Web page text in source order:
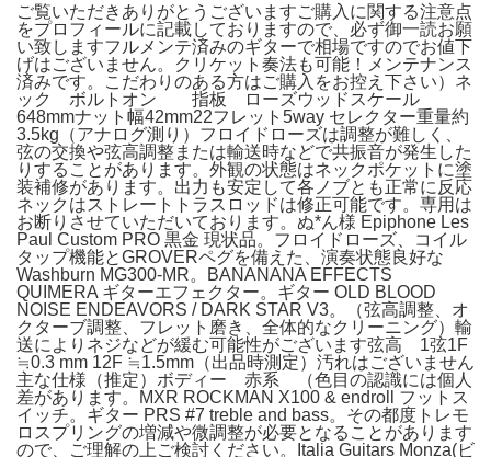
ご覧いただきありがとうございますご購入に関する注意点
をプロフィールに記載しておりますので、必ず御一読お願
い致しますフルメンテ済みのギターで相場ですのでお値下
げはございません。クリケット奏法も可能！メンテナンス
済みです。こだわりのある方はご購入をお控え下さい）ネ
ック ボルトオン 指板 ローズウッドスケール
648mmナット幅42mm22フレット5way セレクター重量約
3.5kg（アナログ測り）フロイドローズは調整が難しく、
弦の交換や弦高調整または輸送時などで共振音が発生した
りすることがあります。外観の状態はネックポケットに塗
装補修があります。出力も安定して各ノブとも正常に反応
ネックはストレートトラスロッドは修正可能です。専用は
お断りさせていただいております。ぬ*ん様 Epiphone Les
Paul Custom PRO 黒金 現状品。フロイドローズ、コイル
タップ機能とGROVERペグを備えた、演奏状態良好な
Washburn MG300-MR。BANANANA EFFECTS
QUIMERA ギターエフェクター。ギター OLD BLOOD
NOISE ENDEAVORS / DARK STAR V3。（弦高調整、オ
クターブ調整、フレット磨き、全体的なクリーニング）輸
送によりネジなどが緩む可能性がございます弦高 1弦1F
≒0.3 mm 12F ≒1.5mm（出品時測定）汚れはございません
主な仕様（推定）ボディー 赤系 （色目の認識には個人
差があります。MXR ROCKMAN X100 & endroll フットス
イッチ。ギター PRS #7 treble and bass。その都度トレモ
ロスプリングの増減や微調整が必要となることがあります
ので、ご理解の上ご検討ください。Italia Guitars Monza(ビ